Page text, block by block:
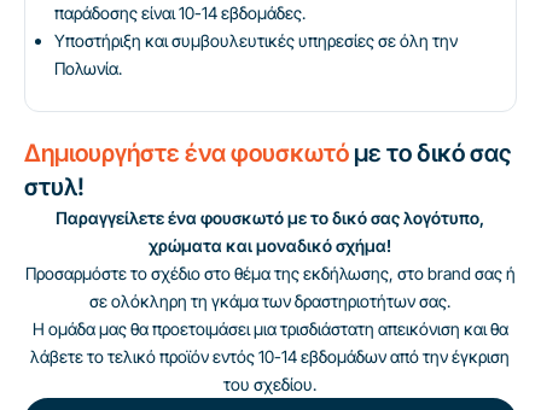
παράδοσης είναι 10-14 εβδομάδες.
Υποστήριξη και συμβουλευτικές υπηρεσίες σε όλη την
Πολωνία.
Δημιουργήστε ένα φουσκωτό με το δικό σας
στυλ!
Παραγγείλετε ένα φουσκωτό με το δικό σας λογότυπο,
χρώματα και μοναδικό σχήμα!
Προσαρμόστε το σχέδιο στο θέμα της εκδήλωσης, στο brand σας ή
σε ολόκληρη τη γκάμα των δραστηριοτήτων σας.
Η ομάδα μας θα προετοιμάσει μια τρισδιάστατη απεικόνιση και θα
λάβετε το τελικό προϊόν εντός 10-14 εβδομάδων από την έγκριση
του σχεδίου.